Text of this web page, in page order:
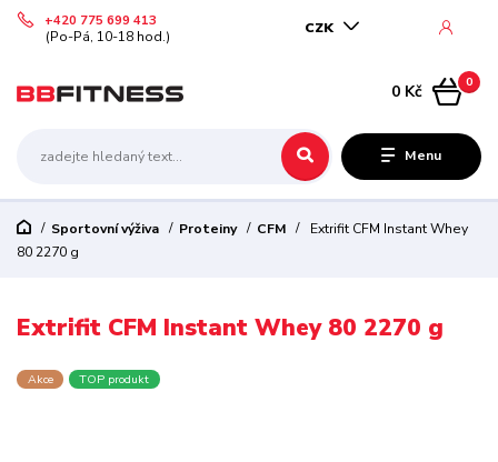
Menu
CZK
+420 775 699 413
(Po-Pá, 10-18 hod.)
0
0 Kč
Sportovní výživa Proteiny CFM
Extrifit CFM Instant Whey
80 2270 g
Extrifit CFM Instant Whey 80 2270 g
Akce TOP produkt